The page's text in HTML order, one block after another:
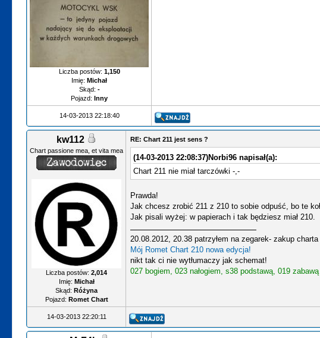
Liczba postów: 1,150
Imię: Michał
Skąd: -
Pojazd: Inny
14-03-2013 22:18:40
kw112
Chart passione mea, et vita mea
Liczba postów:2,014
Imię: Michał
Skąd: Różyna
Pojazd: Romet Chart
RE: Chart 211 jest sens ?
(14-03-2013 22:08:37)Norbi96 napisał(a):
Chart 211 nie miał tarczówki -,-
Prawda!
Jak chcesz zrobić 211 z 210 to sobie odpuść, bo te
Jak pisali wyżej: w papierach i tak będziesz miał 210.
20.08.2012, 20.38 patrzyłem na zegarek- zakup charta
Mój Romet Chart 210 nowa edycja!
nikt tak ci nie wytłumaczy jak schemat!
027 bogiem, 023 nałogiem, s38 podstawą, 019 zabawą
14-03-2013 22:20:11